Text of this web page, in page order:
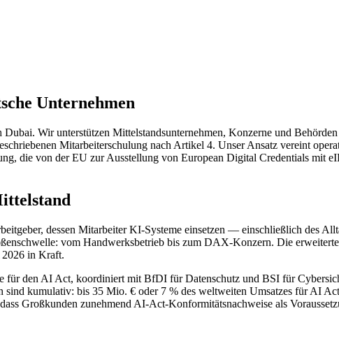
Unternehmen
Wir unterstützen Mittelstandsunternehmen, Konzerne und
Mitarbeiterschulung nach Artikel 4. Unser Ansatz vereint
die von der EU zur Ausstellung von European Digital Credentials mit
dessen Mitarbeiter KI-Systeme einsetzen — einschließlich des
vom Handwerksbetrieb bis zum DAX-Konzern. Die
in Kraft.
für den AI Act, koordiniert mit BfDI für Datenschutz und BSI für
kumulativ: bis 35 Mio. € oder 7 % des weltweiten Umsatzes für AI
Großkunden zunehmend AI-Act-Konformitätsnachweise als